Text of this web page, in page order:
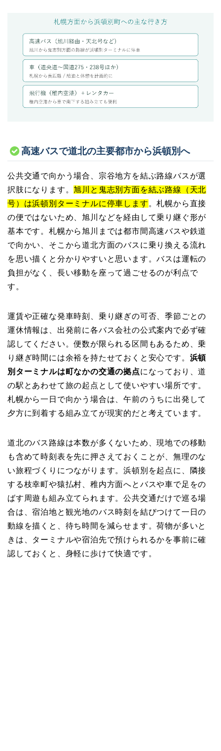
高速バスで道北の主要都市から浜頓別へ
公共交通で向かう場合、宗谷地方を結ぶ路線バスが選
択肢になります。 旭川と鬼志別方面を結ぶ路線（天北
号）は浜頓別ターミナルに停車します 。札幌から直接
の便ではないため、旭川などを経由して乗り継ぐ形が
基本です。札幌から旭川までは都市間高速バスや鉄道
で向かい、そこから道北方面のバスに乗り換える流れ
を思い描くと分かりやすいと思います。バスは運転の
負担がなく、長い移動を座って過ごせるのが利点で
す。
運賃や正確な発車時刻、乗り継ぎの可否、季節ごとの
運休情報は、出発前に各バス会社の公式案内で必ず確
認してください。便数が限られる区間もあるため、乗
り継ぎ時間には余裕を持たせておくと安心です。 浜頓
別ターミナルは町なかの交通の拠点になっており、道
の駅とあわせて旅の起点として使いやすい場所です。
札幌から一日で向かう場合は、午前のうちに出発して
夕方に到着する組み立てが現実的だと考えています。
道北のバス路線は本数が多くないため、現地での移動
も含めて時刻表を先に押さえておくことが、無理のな
い旅程づくりにつながります。浜頓別を起点に、隣接
する枝幸町や猿払村、稚内方面へとバスや車で足をの
ばす周遊も組み立てられます。公共交通だけで巡る場
合は、宿泊地と観光地のバス時刻を結びつけて一日の
動線を描くと、待ち時間を減らせます。荷物が多いと
きは、ターミナルや宿泊先で預けられるかを事前に確
認しておくと、身軽に歩けて快適です。